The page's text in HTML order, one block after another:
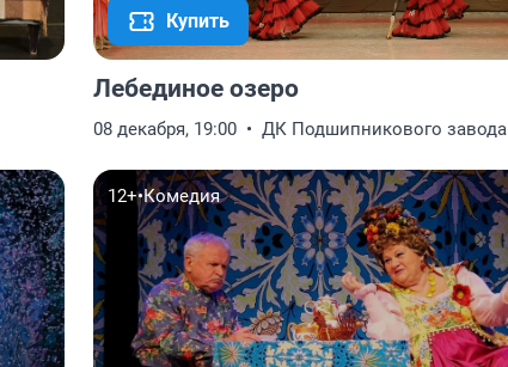
Купить
Лебединое озеро
08 декабря, 19:00 ДК Подшипникового завода
12+•Комедия